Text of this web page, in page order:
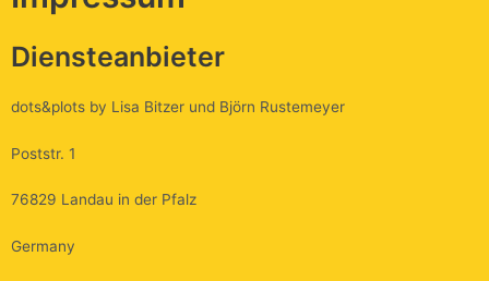
Diensteanbieter
dots&plots by Lisa Bitzer und Björn Rustemeyer
Poststr. 1
76829 Landau in der Pfalz
Germany